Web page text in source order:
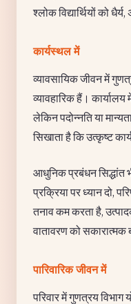
श्लोक विद्यार्थियों को
कार्यस्थल में
व्यावसायिक जीवन में
व्यावहारिक हैं।
लेकिन पदोन्नति या
सिखाता है कि उत्कृष्ट
आधुनिक प्रबंधन सिद्धांत
प्रक्रिया पर ध्यान दो,
तनाव कम करता है,
वातावरण को सकारात्मक
पारिवारिक जीवन में
परिवार में गुणत्रय